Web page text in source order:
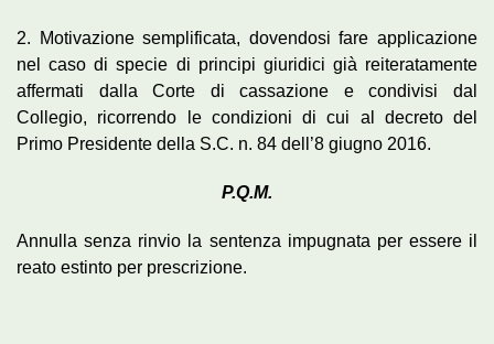
2. Motivazione semplificata, dovendosi fare applicazione
nel caso di specie di principi giuridici già reiteratamente
affermati dalla Corte di cassazione e condivisi dal
Collegio, ricorrendo le condizioni di cui al decreto del
Primo Presidente della S.C. n. 84 dell’8 giugno 2016.
P.Q.M.
Annulla senza rinvio la sentenza impugnata per essere il
reato estinto per prescrizione.